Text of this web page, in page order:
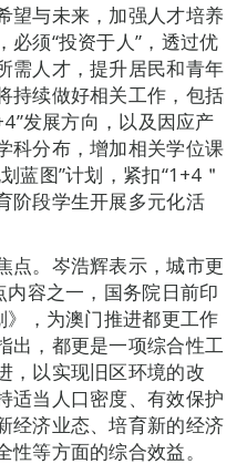
望与未来，加强人才培养
必须“投资于人”，透过优
需人才，提升居民和青年
持续做好相关工作，包括
发展方向，以及因应产
科分布，增加相关学位课
蓝图”计划，紧扣“1+4＂
阶段学生开展多元化活
点。岑浩辉表示，城市更
内容之一，国务院日前印
》，为澳门推进都更工作
出，都更是一项综合性工
，以实现旧区环境的改
适当人口密度、有效保护
经济业态、培育新的经济
等方面的综合效益。